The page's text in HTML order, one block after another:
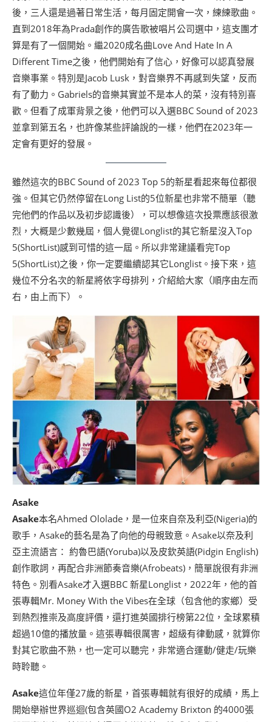
後，三人還是過著日常生活，每月固定開會一次，練練歌曲。
直到2018年為Prada創作的廣告歌被唱片公司選中，這支團才
算是有了一個開始。繼2020成名曲Love And Hate In A
Different Time之後，他們開始有了信心，好像可以認真發展
音樂事業。特別是Jacob Lusk，對音樂界不再感到失望，反而
有了動力。Gabriels的音樂其實並不是本人的菜，沒有特別喜
歡。但看了成軍背景之後，他們可以入選BBC Sound of 2023
並拿到第五名，也許像某些評論說的一樣，他們在2023年一
定會有更好的發展。
雖然這次的BBC Sound of 2023 Top 5的新星看起來每位都很
強。但其它仍然停留在Long List的5位新星也非常不簡單（聽
完他們的作品以及初步認識後），可以想像這次投票應該很激
烈，大概是少數幾屆，個人覺徥Longlist的其它新星沒入Top
5(ShortList)感到可惜的這一屆。所以非常建議看完Top
5(ShortList)之後，你一定要繼續認其它Longlist。接下來，這
幾位不分名次的新星將依字母排列，介紹給大家（順序由左而
右，由上而下）。
Asake
Asake本名Ahmed Ololade，是一位來自奈及利亞(Nigeria)的
歌手，Asake的藝名是為了向他的母親致意。Asake以奈及利
亞主流語言： 約魯巴語(Yoruba)以及皮欽英語(Pidgin English)
創作歌詞，再配合非洲節奏音樂(Afrobeats)，簡單說很有非洲
特色。別看Asake才入選BBC 新星Longlist，2022年，他的首
張專輯Mr. Money With the Vibes在全球（包含他的家鄉）受
到熱烈推崇及高度評價，還打進英國排行榜第22位，全球累積
超過10億的播放量。這張專輯很厲害，超級有律動感，就算你
對其它歌曲不熟，也一定可以聽完，非常適合運動/健走/玩樂
時聆聽。
Asake這位年僅27歲的新星，首張專輯就有很好的成績，馬上
開始舉辦世界巡迴(包含英國O2 Academy Brixton 的4000張